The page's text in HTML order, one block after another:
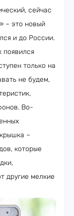
сейчас
– это новый
и до России.
появился
только на
не будем,
Во-
–
которые
другие мелкие